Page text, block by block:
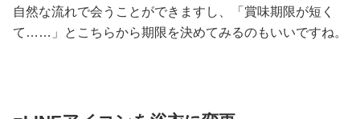
自然な流れで会うことができますし、「賞味期限が短く
て……」とこちらから期限を決めてみるのもいいですね。